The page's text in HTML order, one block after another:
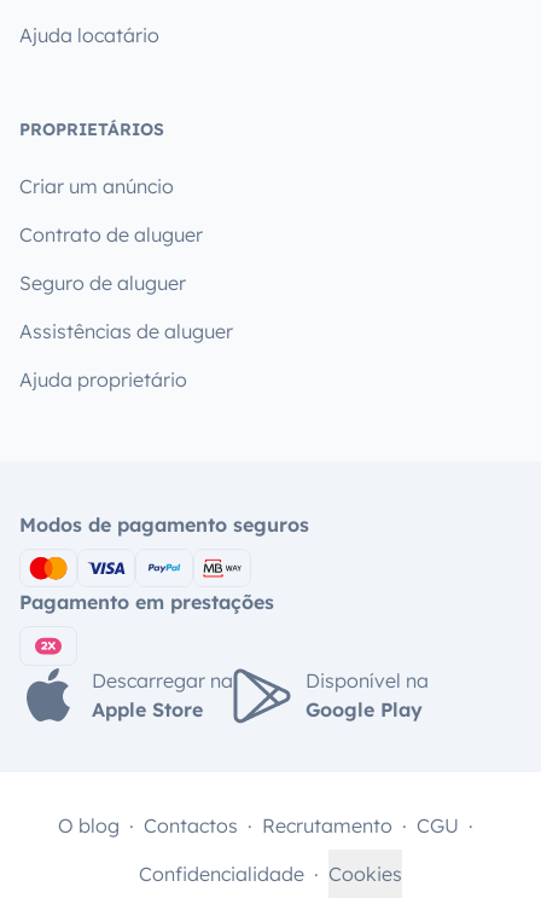
Ajuda locatário
PROPRIETÁRIOS
Criar um anúncio
Contrato de aluguer
Seguro de aluguer
Assistências de aluguer
Ajuda proprietário
Modos de pagamento seguros
Pagamento em prestações
Descarregar na
Apple Store
Disponível na
Google Play
O blog Contactos Recrutamento
CGU
Confidencialidade
Cookies